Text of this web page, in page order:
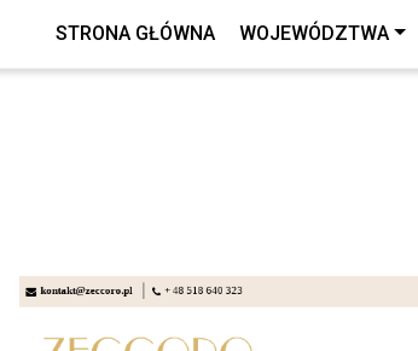
STRONA GŁÓWNA WOJEWÓDZTWA